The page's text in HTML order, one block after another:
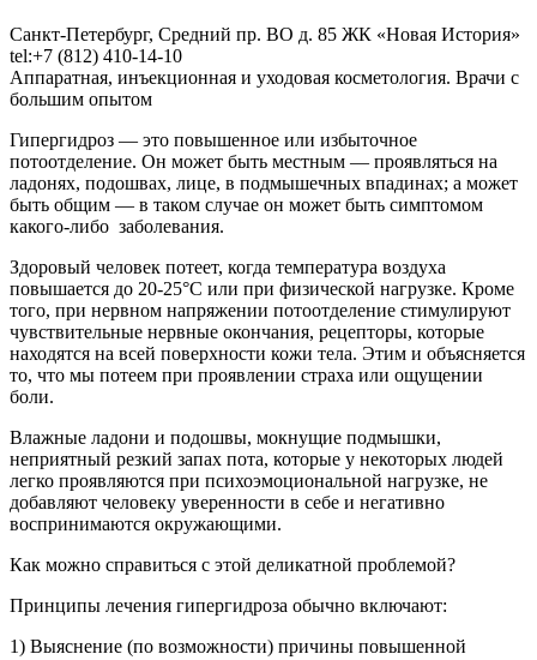
Санкт-Петербург, Средний пр. ВО д. 85 ЖК «Новая История»
tel:+7 (812) 410-14-10
Аппаратная, инъекционная и уходовая косметология. Врачи с
большим опытом
Гипергидроз — это повышенное или избыточное
потоотделение. Он может быть местным — проявляться на
ладонях, подошвах, лице, в подмышечных впадинах; а может
быть общим — в таком случае он может быть симптомом
какого-либо заболевания.
Здоровый человек потеет, когда температура воздуха
повышается до 20-25°С или при физической нагрузке. Кроме
того, при нервном напряжении потоотделение стимулируют
чувствительные нервные окончания, рецепторы, которые
находятся на всей поверхности кожи тела. Этим и объясняется
то, что мы потеем при проявлении страха или ощущении
боли.
Влажные ладони и подошвы, мокнущие подмышки,
неприятный резкий запах пота, которые у некоторых людей
легко проявляются при психоэмоциональной нагрузке, не
добавляют человеку уверенности в себе и негативно
воспринимаются окружающими.
Как можно справиться с этой деликатной проблемой?
Принципы лечения гипергидроза обычно включают:
1) Выяснение (по возможности) причины повышенной